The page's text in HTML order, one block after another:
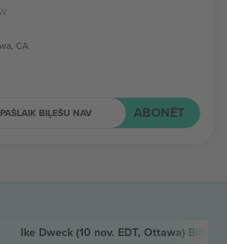
CA
PAŠLAIK BIĻEŠU NAV ABONĒT
Ike Dweck (10 nov. EDT, Ottawa) Biļetes